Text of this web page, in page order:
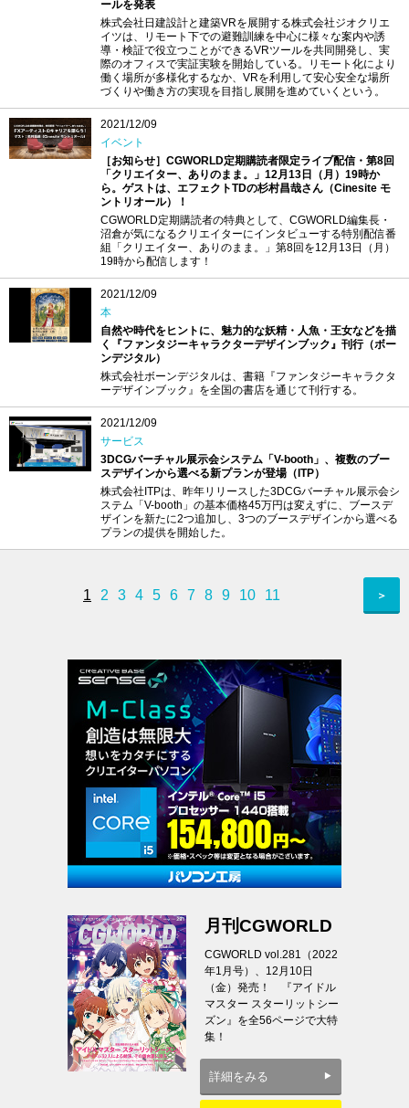
ールを発表
株式会社日建設計と建築VRを展開する株式会社ジオクリエ
イツは、リモート下での避難訓練を中心に様々な案内や誘
導・検証で役立つことができるVRツールを共同開発し、実
際のオフィスで実証実験を開始している。リモート化により
働く場所が多様化するなか、VRを利用して安心安全な場所
づくりや働き方の実現を目指し展開を進めていくという。
2021/12/09
イベント
［お知らせ］CGWORLD定期購読者限定ライブ配信・第8回
「クリエイター、ありのまま。」12月13日（月）19時か
ら。ゲストは、エフェクトTDの杉村昌哉さん（Cinesite モ
ントリオール）！
CGWORLD定期購読者の特典として、CGWORLD編集長・
沼倉が気になるクリエイターにインタビューする特別配信番
組「クリエイター、ありのまま。」第8回を12月13日（月）
19時から配信します！
2021/12/09
本
自然や時代をヒントに、魅力的な妖精・人魚・王女などを描
く『ファンタジーキャラクターデザインブック』刊行（ボー
ンデジタル）
株式会社ボーンデジタルは、書籍『ファンタジーキャラクタ
ーデザインブック』を全国の書店を通じて刊行する。
2021/12/09
サービス
3DCGバーチャル展示会システム「V-booth」、複数のブー
スデザインから選べる新プランが登場（ITP）
株式会社ITPは、昨年リリースした3DCGバーチャル展示会シ
ステム「V-booth」の基本価格45万円は変えずに、ブースデ
ザインを新たに2つ追加し、3つのブースデザインから選べる
プランの提供を開始した。
1 2 3 4 5 6 7 8 9 10 11 ＞
月刊CGWORLD
CGWORLD vol.281（2022
年1月号）、12月10日
（金）発売！ 『アイドル
マスター スターリットシー
ズン』を全56ページで大特
集！
詳細をみる